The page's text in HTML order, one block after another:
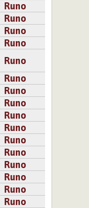
Runo
Runo
Runo
Runo
Runo
Runo
Runo
Runo
Runo
Runo
Runo
Runo
Runo
Runo
Runo
Runo